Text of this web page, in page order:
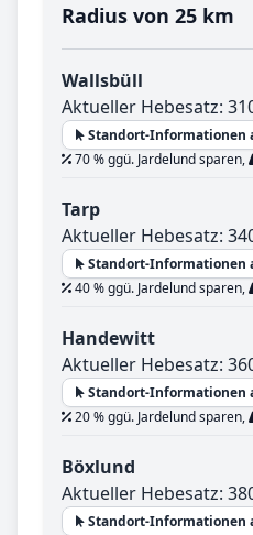
Radius von 25 km
Wallsbüll
Aktueller Hebesatz:
Standort-Informationen
70 % ggü. Jardelund sparen,
Tarp
Aktueller Hebesatz:
Standort-Informationen
40 % ggü. Jardelund sparen,
Handewitt
Aktueller Hebesatz:
Standort-Informationen
20 % ggü. Jardelund sparen,
Böxlund
Aktueller Hebesatz:
Standort-Informationen